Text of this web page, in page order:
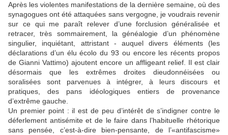
Après les violentes manifestations de la dernière semaine, où des
synagogues ont été attaquées sans vergogne, je voudrais revenir
sur ce qui me paraît relever d’une forclusion généralisée et
retracer, très sommairement, la généalogie d’un phénomène
singulier, inquiétant, attristant - auquel divers éléments (les
déclarations d’un élu écolo du 93 ou encore les récents propos
de Gianni Vattimo) ajoutent encore un affligeant relief. Il est clair
désormais que les extrêmes droites dieudonnéisées ou
soralisées sont parvenues à intégrer, à leurs discours et
pratiques, des pans idéologiques entiers de provenance
d’extrême gauche.
Un premier point : il est de peu d’intérêt de s’indigner contre le
déferlement antisémite et de le faire dans l’habituelle rhétorique
sans pensée, c’est-à-dire bien-pensante, de l’«antifascisme»